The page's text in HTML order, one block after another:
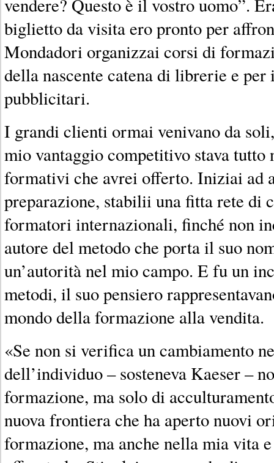
vendere? Questo è il vostro uomo”.
biglietto da visita ero pronto per
Mondadori organizzai corsi di
della nascente catena di librerie e
pubblicitari.
I grandi clienti ormai venivano da
mio vantaggio competitivo stava
formativi che avrei offerto. Iniziai ad
preparazione, stabilii una fitta rete di
formatori internazionali, finché non
autore del metodo che porta il suo
un’autorità nel mio campo. E fu un
metodi, il suo pensiero
mondo della formazione alla vendita.
«Se non si verifica un cambiamento
dell’individuo – sosteneva Kaeser –
formazione, ma solo di
nuova frontiera che ha aperto nuovi
formazione, ma anche nella mia vita